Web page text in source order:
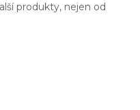
produkty, nejen od